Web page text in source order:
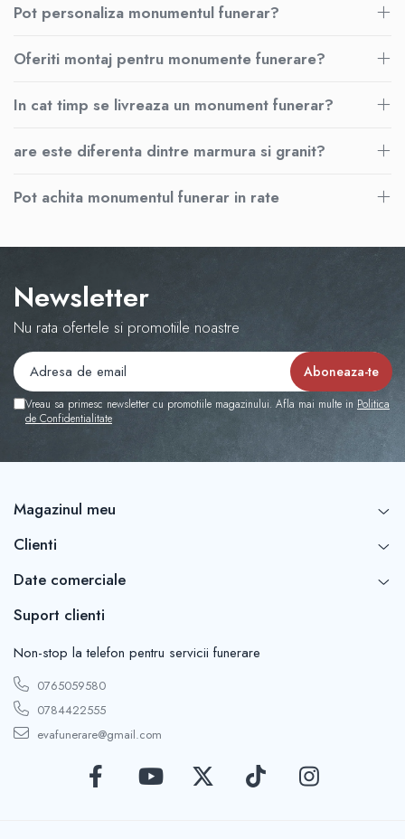
Pot personaliza monumentul funerar?
Oferiti montaj pentru monumente funerare?
In cat timp se livreaza un monument funerar?
are este diferenta dintre marmura si granit?
Pot achita monumentul funerar in rate
Newsletter
Nu rata ofertele si promotiile noastre
Vreau sa primesc newsletter cu promotiile magazinului. Afla mai multe in Politica
de Confidentialitate
Magazinul meu
Clienti
Date comerciale
Suport clienti
Non-stop la telefon pentru servicii funerare
0765059580
0784422555
evafunerare@gmail.com